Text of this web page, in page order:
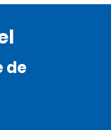
de